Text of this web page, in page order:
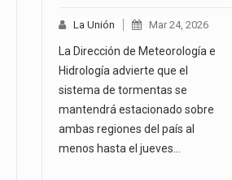
La Unión Mar 24, 2026
La Dirección de Meteorología e
Hidrología advierte que el
sistema de tormentas se
mantendrá estacionado sobre
ambas regiones del país al
menos hasta el jueves…